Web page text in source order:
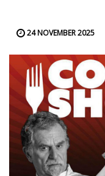
24 NOVEMBER 2025